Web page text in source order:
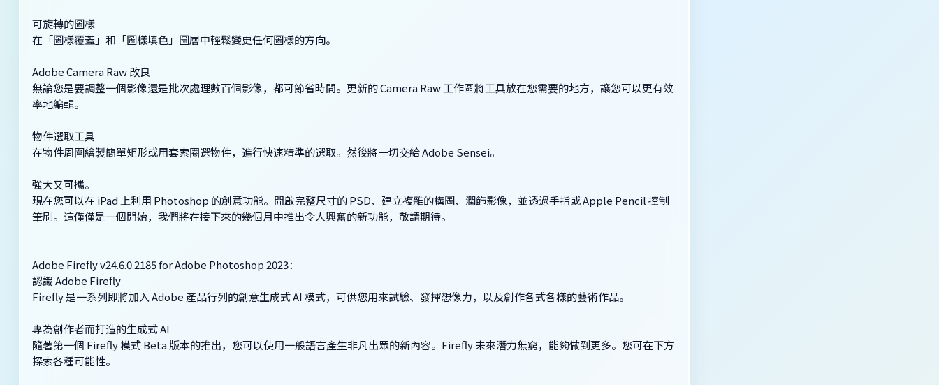
可旋轉的圖樣
在「圖樣覆蓋」和「圖樣填色」圖層中輕鬆變更任何圖樣的方向。
Adobe Camera Raw 改良
無論您是要調整一個影像還是批次處理數百個影像，都可節省時間。更新的 Camera Raw 工作區將工具放在您需要的地方，讓您可以更有效
率地編輯。
物件選取工具
在物件周圍繪製簡單矩形或用套索圈選物件，進行快速精準的選取。然後將一切交給 Adobe Sensei。
強大又可攜。
現在您可以在 iPad 上利用 Photoshop 的創意功能。開啟完整尺寸的 PSD、建立複雜的構圖、潤飾影像，並透過手指或 Apple Pencil 控制
筆刷。這僅僅是一個開始，我們將在接下來的幾個月中推出令人興奮的新功能，敬請期待。
Adobe Firefly v24.6.0.2185 for Adobe Photoshop 2023：
認識 Adobe Firefly
Firefly 是一系列即將加入 Adobe 產品行列的創意生成式 AI 模式，可供您用來試驗、發揮想像力，以及創作各式各樣的藝術作品。
專為創作者而打造的生成式 AI
隨著第一個 Firefly 模式 Beta 版本的推出，您可以使用一般語言產生非凡出眾的新內容。Firefly 未來潛力無窮，能夠做到更多。您可在下方
探索各種可能性。